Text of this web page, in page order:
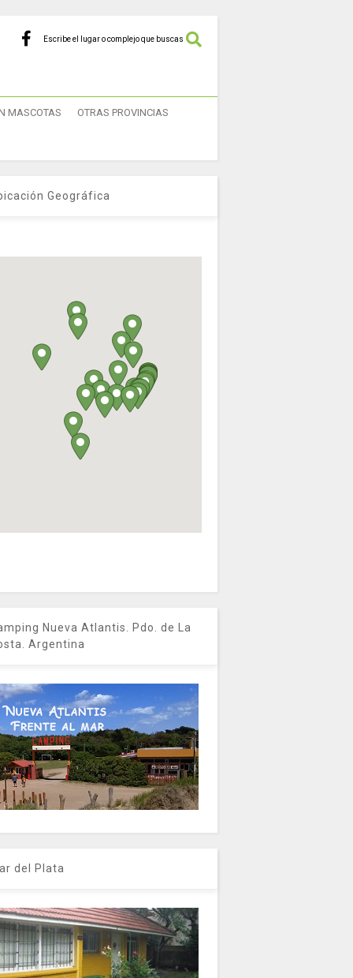
Escribe el lugar o complejo que buscas
MASCOTAS OTRAS PROVINCIAS
Geográfica
Nueva Atlantis. Pdo. de La
Argentina
del Plata